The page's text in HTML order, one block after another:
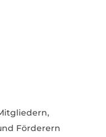
Förderern